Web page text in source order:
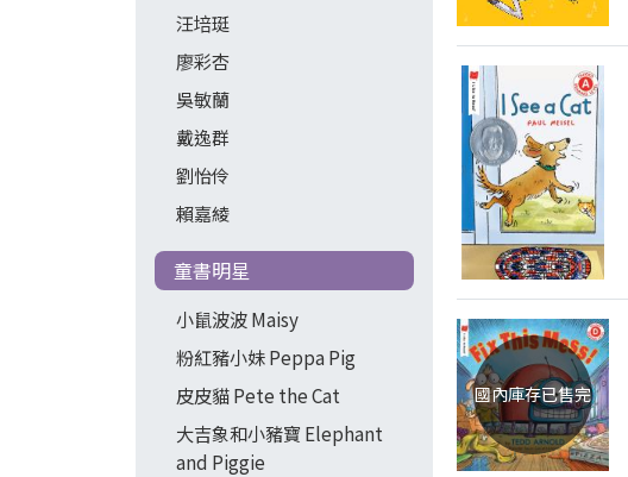
汪培珽
廖彩杏
吳敏蘭
戴逸群
劉怡伶
賴嘉綾
童書明星
小鼠波波 Maisy
粉紅豬小妹 Peppa Pig
皮皮貓 Pete the Cat
大吉象和小豬寶 Elephant
and Piggie
國內庫存已售完